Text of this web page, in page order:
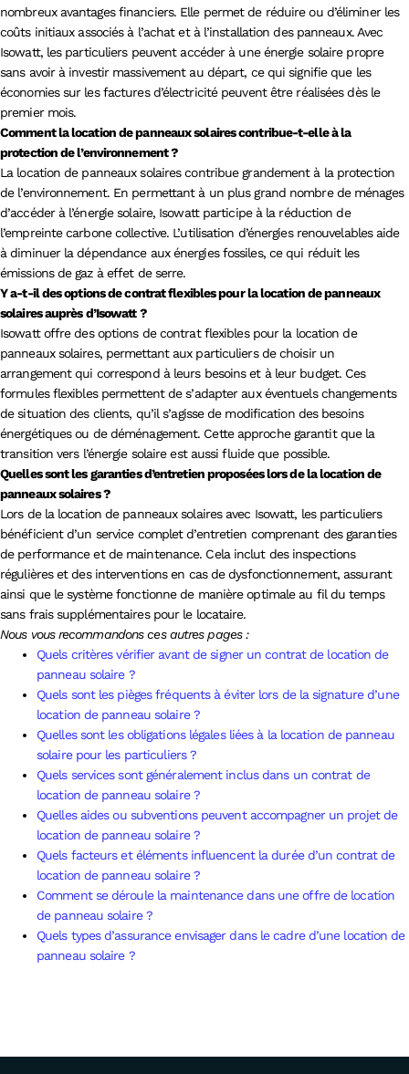
nombreux avantages financiers. Elle permet de réduire ou d’éliminer les
coûts initiaux associés à l’achat et à l’installation des panneaux. Avec
Isowatt, les particuliers peuvent accéder à une énergie solaire propre
sans avoir à investir massivement au départ, ce qui signifie que les
économies sur les factures d’électricité peuvent être réalisées dès le
premier mois.
Comment la location de panneaux solaires contribue-t-elle à la
protection de l’environnement ?
La location de panneaux solaires contribue grandement à la protection
de l’environnement. En permettant à un plus grand nombre de ménages
d’accéder à l’énergie solaire, Isowatt participe à la réduction de
l’empreinte carbone collective. L’utilisation d’énergies renouvelables aide
à diminuer la dépendance aux énergies fossiles, ce qui réduit les
émissions de gaz à effet de serre.
Y a-t-il des options de contrat flexibles pour la location de panneaux
solaires auprès d’Isowatt ?
Isowatt offre des options de contrat flexibles pour la location de
panneaux solaires, permettant aux particuliers de choisir un
arrangement qui correspond à leurs besoins et à leur budget. Ces
formules flexibles permettent de s’adapter aux éventuels changements
de situation des clients, qu’il s’agisse de modification des besoins
énergétiques ou de déménagement. Cette approche garantit que la
transition vers l’énergie solaire est aussi fluide que possible.
Quelles sont les garanties d’entretien proposées lors de la location de
panneaux solaires ?
Lors de la location de panneaux solaires avec Isowatt, les particuliers
bénéficient d’un service complet d’entretien comprenant des garanties
de performance et de maintenance. Cela inclut des inspections
régulières et des interventions en cas de dysfonctionnement, assurant
ainsi que le système fonctionne de manière optimale au fil du temps
sans frais supplémentaires pour le locataire.
Nous vous recommandons ces autres pages :
Quels critères vérifier avant de signer un contrat de location de
panneau solaire ?
Quels sont les pièges fréquents à éviter lors de la signature d’une
location de panneau solaire ?
Quelles sont les obligations légales liées à la location de panneau
solaire pour les particuliers ?
Quels services sont généralement inclus dans un contrat de
location de panneau solaire ?
Quelles aides ou subventions peuvent accompagner un projet de
location de panneau solaire ?
Quels facteurs et éléments influencent la durée d’un contrat de
location de panneau solaire ?
Comment se déroule la maintenance dans une offre de location
de panneau solaire ?
Quels types d’assurance envisager dans le cadre d’une location de
panneau solaire ?